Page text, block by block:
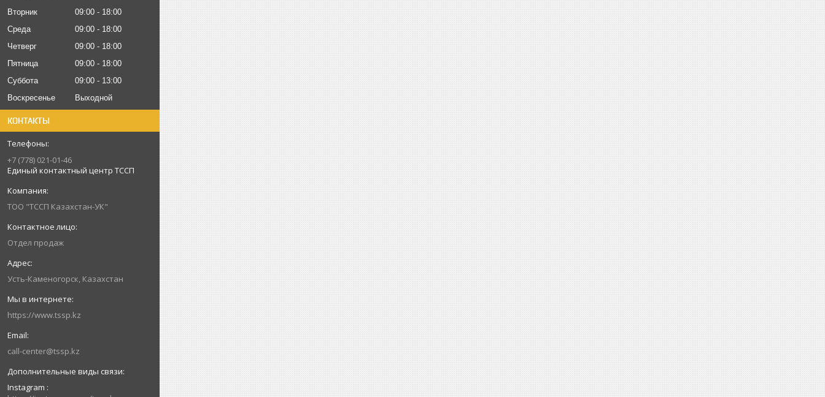
Вторник
09:00
18:00
Среда
09:00
18:00
Четверг
09:00
18:00
Пятница
09:00
18:00
Суббота
09:00
13:00
Воскресенье
Выходной
КОНТАКТЫ
+7 (778) 021-01-46
Единый контактный центр ТССП
ТОО "ТССП Казахстан-УК"
Отдел продаж
Усть-Каменогорск, Казахстан
https://www.tssp.kz
call-center@tssp.kz
Instagram